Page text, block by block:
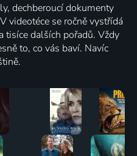
dechberoucí dokumenty
videotéce se ročně vystřídá
dalších pořadů. Vždy
to, co vás baví. Navíc